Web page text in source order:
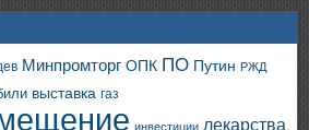
Минпромторг ОПК ПО Путин РЖД
выставка газ
инвестиции лекарства